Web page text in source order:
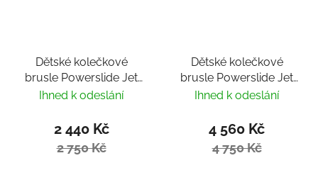
Dětské kolečkové
brusle Powerslide Jet
Blackberry nastavitelné
Ihned k odeslání
2 440 Kč
2 750 Kč
Dětské kolečkové
brusle Powerslide Jet
Pro PDS Smoky Grey
Ihned k odeslání
4 560 Kč
4 750 Kč